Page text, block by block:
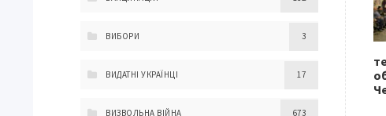
ВИБОРИ 3
ВИДАТНІ УКРАЇНЦІ 17
ВИЗВОЛЬНА ВІЙНА 673